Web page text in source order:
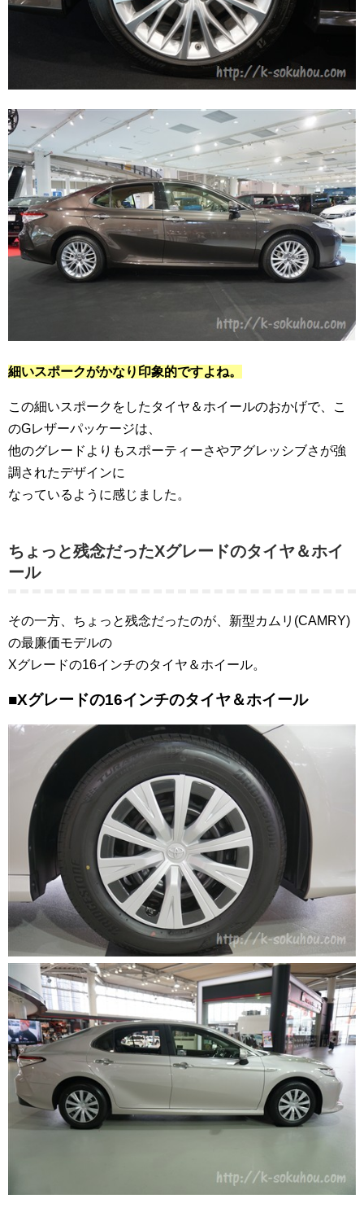
細いスポークがかなり印象的ですよね。
この細いスポークをしたタイヤ＆ホイールのおかげで、こ
のGレザーパッケージは、
他のグレードよりもスポーティーさやアグレッシブさが強
調されたデザインに
なっているように感じました。
ちょっと残念だったXグレードのタイヤ＆ホイ
ール
その一方、ちょっと残念だったのが、新型カムリ(CAMRY)
の最廉価モデルの
Xグレードの16インチのタイヤ＆ホイール。
■Xグレードの16インチのタイヤ＆ホイール